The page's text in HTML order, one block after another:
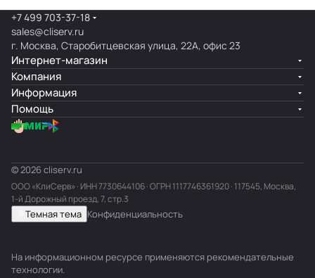
+7 499 703-37-18
sales@cliserv.ru
г. Москва, Старобитцевская улица, 22А, офис 23
Интернет-магазин
Компания
Информация
Помощь
© 2026 cliserv.ru
ООО «КлиСерв» · ИНН7730644106· ОГРН 1117746361920 · 117545, Москва,
1-й Дорожный проезд, 7, стр.3
Темная тема Конфиденциальность
На информационном ресурсе применяются рекомендательные
технологии.